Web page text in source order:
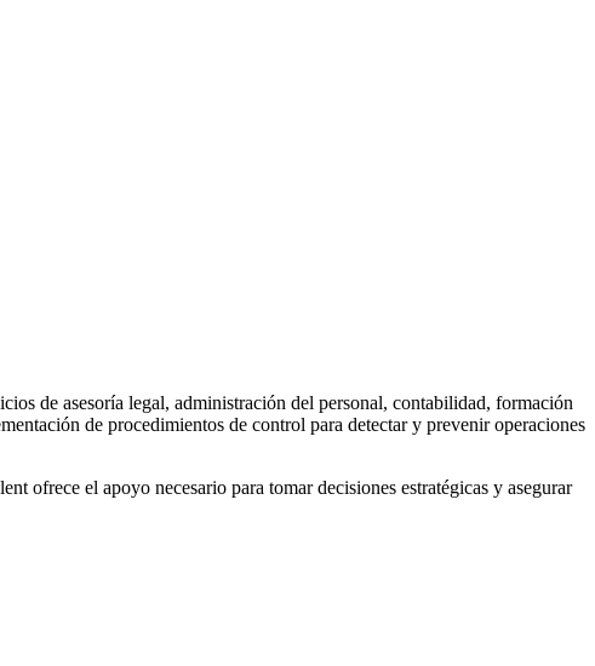
de asesoría legal, administración del personal, contabilidad, formación
de procedimientos de control para detectar y prevenir operaciones
ofrece el apoyo necesario para tomar decisiones estratégicas y asegurar